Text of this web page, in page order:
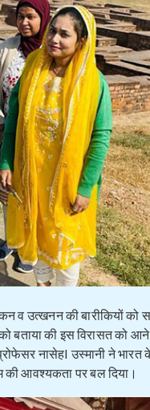
व उत्खनन की बारीकियों को
को बताया की इस विरासत को
नासेहI उस्मानी ने
की आवश्यकता पर बल दिया।